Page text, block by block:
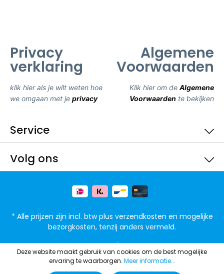
Privacy
verklaring
klik hier als je wilt weten hoe
we omgaan met je privacy
Algemene
Voorwaarden
Klik hier om de Algemene
Voorwaarden te bekijken
Volg ons
Service
* Alle prijzen zijn incl. btw plus verzendkosten en mogelijke
bezorgkosten, tenzij anders vermeld.
© 2021 4goodz
FAQ Privacy
Deze website maakt gebruik van cookies om de best mogelijke
ervaring te waarborgen. Meer informatie...